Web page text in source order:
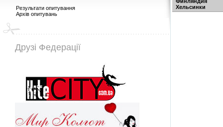
Результати опитування
Архів опитувань
Друзі Федерації
Хельсинки